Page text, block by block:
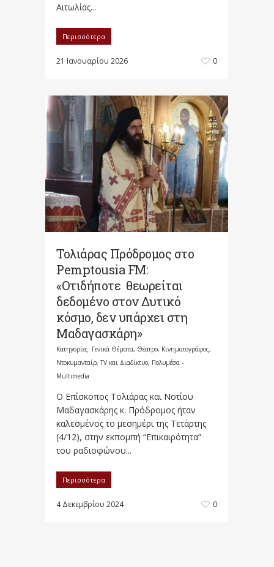
Αιτωλίας...
Περισσότερα
21 Ιανουαρίου 2026 0
Τολιάρας Πρόδρομος στο
Pemptousia FM:
«Οτιδήποτε θεωρείται
δεδομένο στον Δυτικό
κόσμο, δεν υπάρχει στη
Μαδαγασκάρη»
Κατηγορίες: Γενικά Θέματα, Θέατρο, Κινηματογράφος,
Ντοκυμανταίρ, TV και Διαδίκτυο, Πολυμέσα -
Multimedia
Ο Επίσκοπος Τολιάρας και Νοτίου
Μαδαγασκάρης κ. Πρόδρομος ήταν
καλεσμένος το μεσημέρι της Τετάρτης
(4/12), στην εκπομπή “Επικαιρότητα”
του ραδιοφώνου...
Περισσότερα
4 Δεκεμβρίου 2024 0